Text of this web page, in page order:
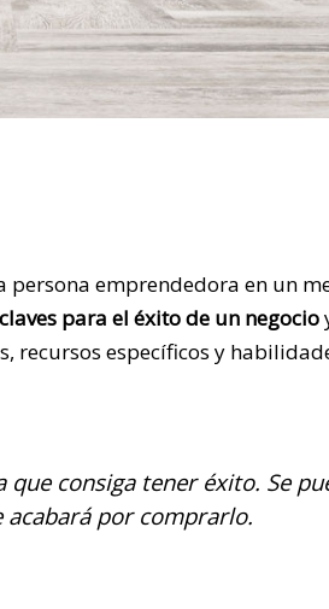
emprendedora en un
para el éxito de un negocio
recursos específicos y
consiga tener éxito. Se
por comprarlo.